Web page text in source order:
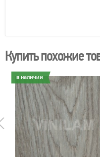
Купить похожие
в наличии